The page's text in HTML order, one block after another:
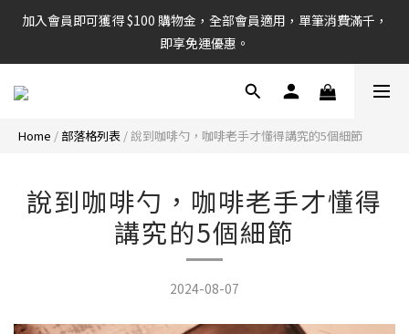
加入會員即可獲得 $100 購物金，全部會員適用，單筆消費滿千，
即享免運優惠。
Home / 部落格列表 /說到咖啡勺，咖啡老手才懂得講究的5個細節
說到咖啡勺，咖啡老手才懂得
講究的5個細節
2024-08-07